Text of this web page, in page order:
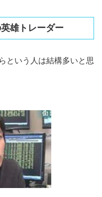
雄トレーダー
という人は結構多いと思